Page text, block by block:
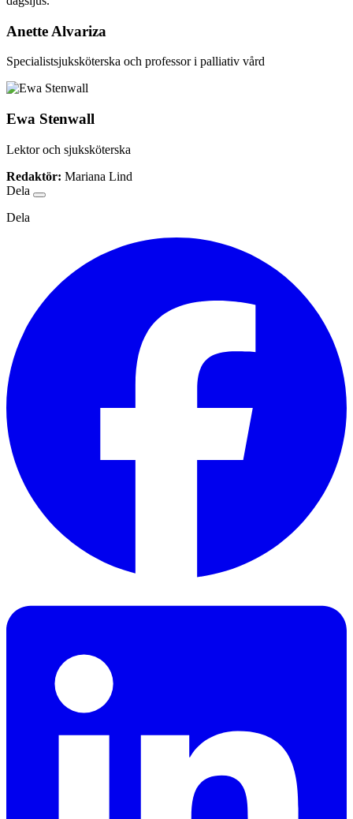
Anette Alvariza
Specialistsjuksköterska och professor i palliativ vård
Ewa Stenwall
Lektor och sjuksköterska
Redaktör: Mariana Lind
Dela
Dela